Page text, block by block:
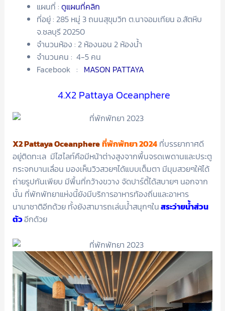
แผนที่ : ดูแผนที่คลิก
ที่อยู่ : 285 หมู่ 3 ถนนสุขุมวิท ต.นาจอมเทียน อ.สัตหีบ
จ.ชลบุรี 20250
จำนวนห้อง : 2 ห้องนอน 2 ห้องน้ำ
จำนวนคน : 4-5 คน
Facebook : MASON PATTAYA
4.X2 Pattaya Oceanphere
X2 Pattaya Oceanphereที่พักพัทยา 2024ที่บรรยากาศดี
อยู่ติดทะเล มีไฮไลท์คือมีหน้าต่างสูงจากพื้นจรดเพดานและประตู
กระจกบานเลื่อน มองเห็นวิวสวยๆได้แบบเต็มตา มีมุมสวยๆให้ได้
ถ่ายรูปกันเพียบ มีพื้นที่กว้างขวาง จัดปาร์ตี้ได้สบายๆ นอกจาก
นั้น ที่พักพัทยาแห่งนี้ยังมีบริการอาหารท้องถิ่นและอาหาร
นานาชาติอีกด้วย ทั้งยังสามารถเล่นน้ำสนุกๆในสระว่ายน้ำส่วน
ตัวอีกด้วย